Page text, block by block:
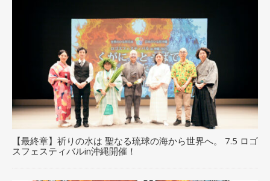
【最終章】祈りの水は 聖なる琉球の海から世界へ。 7.5 ロゴ
スフェスティバルin沖縄開催！